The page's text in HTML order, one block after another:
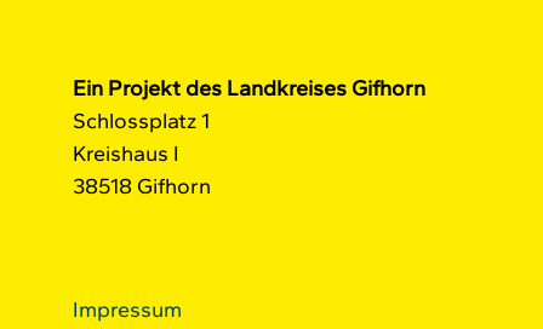
Ein Projekt des Landkreises Gifhorn
Schlossplatz 1
Kreishaus I
38518 Gifhorn
Impressum